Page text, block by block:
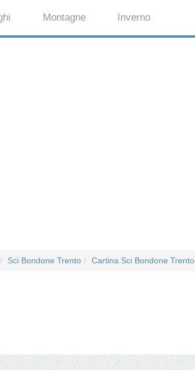
Montagne Inverno
Sci Bondone Trento Cartina Sci Bondone Trento